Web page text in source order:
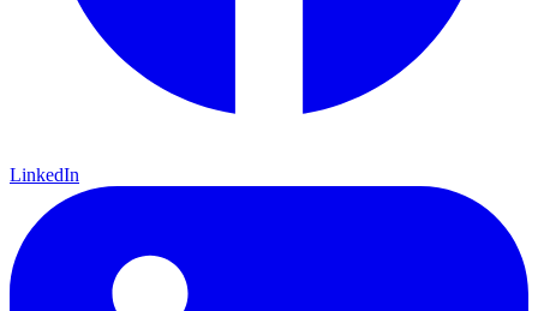
LinkedIn